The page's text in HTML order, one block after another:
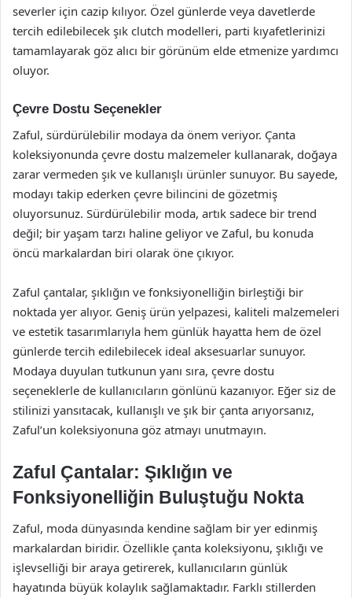
severler için cazip kılıyor. Özel günlerde veya davetlerde
tercih edilebilecek şık clutch modelleri, parti kıyafetlerinizi
tamamlayarak göz alıcı bir görünüm elde etmenize yardımcı
oluyor.
Çevre Dostu Seçenekler
Zaful, sürdürülebilir modaya da önem veriyor. Çanta
koleksiyonunda çevre dostu malzemeler kullanarak, doğaya
zarar vermeden şık ve kullanışlı ürünler sunuyor. Bu sayede,
modayı takip ederken çevre bilincini de gözetmiş
oluyorsunuz. Sürdürülebilir moda, artık sadece bir trend
değil; bir yaşam tarzı haline geliyor ve Zaful, bu konuda
öncü markalardan biri olarak öne çıkıyor.
Zaful çantalar, şıklığın ve fonksiyonelliğin birleştiği bir
noktada yer alıyor. Geniş ürün yelpazesi, kaliteli malzemeleri
ve estetik tasarımlarıyla hem günlük hayatta hem de özel
günlerde tercih edilebilecek ideal aksesuarlar sunuyor.
Modaya duyulan tutkunun yanı sıra, çevre dostu
seçeneklerle de kullanıcıların gönlünü kazanıyor. Eğer siz de
stilinizi yansıtacak, kullanışlı ve şık bir çanta arıyorsanız,
Zaful’un koleksiyonuna göz atmayı unutmayın.
Zaful Çantalar: Şıklığın ve
Fonksiyonelliğin Buluştuğu Nokta
Zaful, moda dünyasında kendine sağlam bir yer edinmiş
markalardan biridir. Özellikle çanta koleksiyonu, şıklığı ve
işlevselliği bir araya getirerek, kullanıcıların günlük
hayatında büyük kolaylık sağlamaktadır. Farklı stillerden